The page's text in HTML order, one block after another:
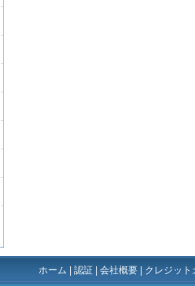
ホーム 認証 会社概要 クレジッ